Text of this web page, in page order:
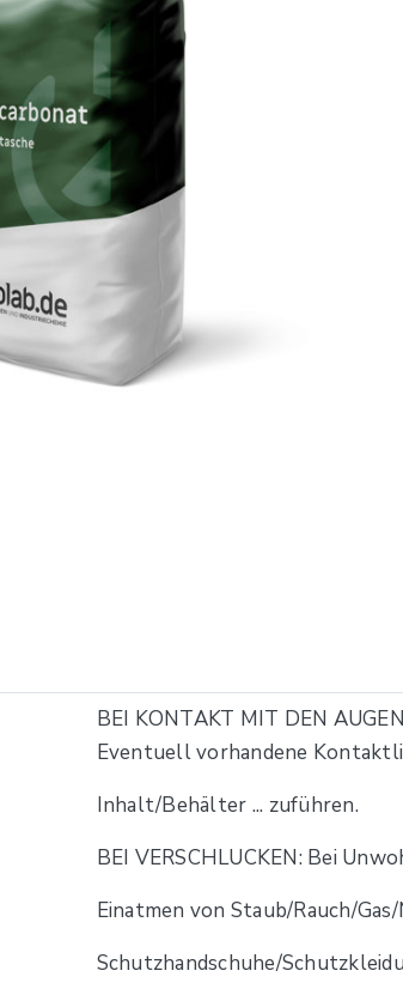
BEI KONTAKT MIT DEN
Eventuell vorhandene
Inhalt/Behälter ... zuführen.
BEI VERSCHLUCKEN: Bei
Einatmen von Staub/Rauch/
Schutzhandschuhe/